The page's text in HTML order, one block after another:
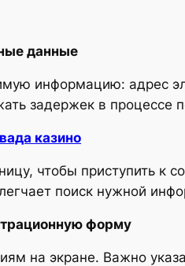
данные
информацию: адрес
задержек в процессе
казино
чтобы приступить к
поиск нужной
форму
на экране. Важно